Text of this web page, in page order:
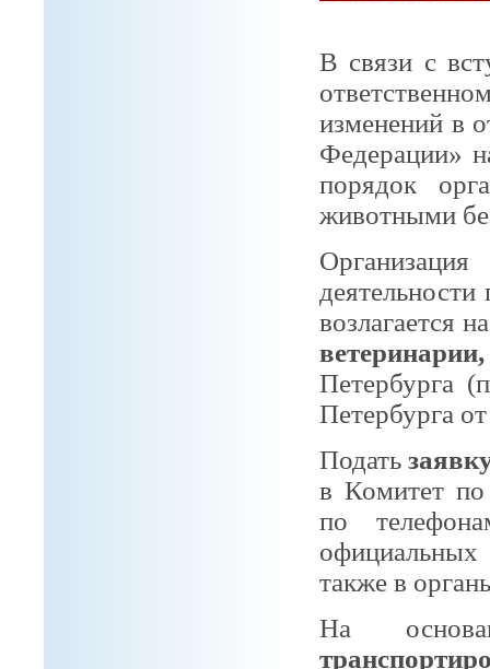
В связи с
изменений в
Федерации»
порядок
животными
возлагается
Петербурга
Петербурга
Подать
в Комитет по
по
официальных
также в
На